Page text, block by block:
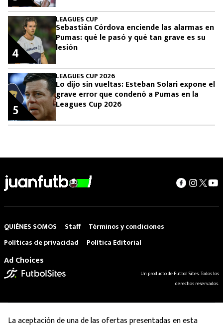
LEAGUES CUP
Sebastián Córdova enciende las alarmas en
Pumas: qué le pasó y qué tan grave es su
lesión
4
LEAGUES CUP 2026
Lo dijo sin vueltas: Esteban Solari expone el
grave error que condenó a Pumas en la
Leagues Cup 2026
5
QUIÉNES SOMOS Staff
Términos y condiciones
Políticas de privacidad
Política Editorial
Ad Choices
Un producto de Futbol Sites. Todos los
derechos reservados.
La aceptación de una de las ofertas presentadas en esta